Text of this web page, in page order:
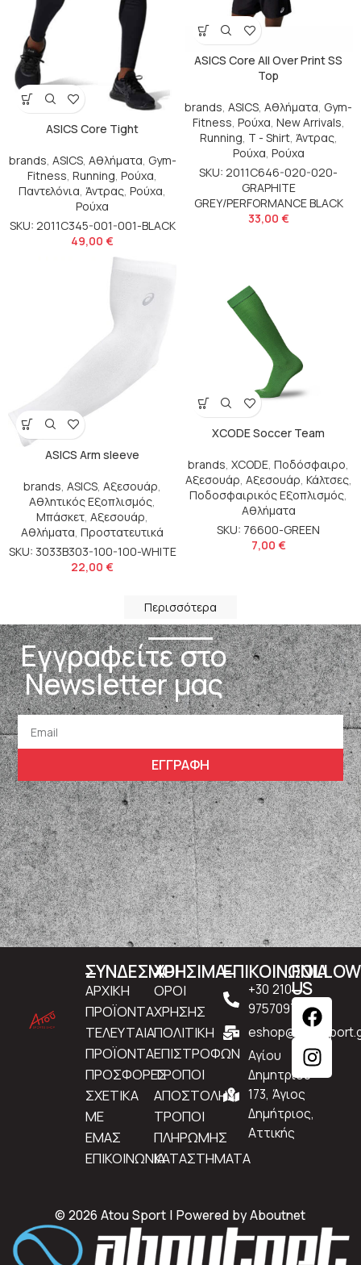
ASICS Core Tight
brands, ASICS, Αθλήματα, Gym-
Fitness, Running, Ρούχα,
Παντελόνια, Άντρας, Ρούχα,
Ρούχα
SKU: 2011C345-001-001-BLACK
49,00 €
ASICS Core All Over Print SS
Top
brands,ASICS,Αθλήματα, Gym-
Fitness, Ρούχα, New Arrivals,
Running, T - Shirt, Άντρας,
Ρούχα, Ρούχα
SKU: 2011C646-020-020-
GRAPHITE
GREY/PERFORMANCE BLACK
33,00 €
ASICS Arm sleeve
brands ASICS Αξεσουάρ
Αθλητικός Εξοπλισμός
Μπάσκετ Αξεσουάρ
Αθλήματα Προστατευτικά
SKU: 3033B303-100-100-WHITE
22,00 €
XCODE Soccer Team
brands,XCODE,Ποδόσφαιρο,
Αξεσουάρ, Αξεσουάρ, Κάλτσες,
Ποδοσφαιρικός Εξοπλισμός,
Αθλήματα
SKU: 76600-GREEN
7,00 €
Περισσότερα
Εγγραφείτε στο
Newsletter μας
ΕΓΓΡΑΦΗ
ΣΥΝΔΕΣΜΟΙ
ΑΡΧΙΚΗ
ΠΡΟΪΟΝΤΑ
ΤΕΛΕΥΤΑΙΑ
ΠΡΟΪΟΝΤΑ
ΠΡΟΣΦΟΡΕΣ
ΣΧΕΤΙΚΑ
ΜΕ
ΕΜΑΣ
ΕΠΙΚΟΙΝΩΝΙΑ
ΧΡΗΣΙΜΑ
ΟΡΟΙ
ΧΡΗΣΗΣ
ΠΟΛΙΤΙΚΗ
ΕΠΙΣΤΡΟΦΩΝ
ΤΡΟΠΟΙ
ΑΠΟΣΤΟΛΗΣ
ΤΡΟΠΟΙ
ΠΛΗΡΩΜΗΣ
ΚΑΤΑΣΤΗΜΑΤΑ
ΕΠΙΚΟΙΝΩΝΙΑ
+30 210
9757097
Αγίου
Δημητρίου
173, Άγιος
Δημήτριος,
Αττικής
FOLLOW
US
© 2026 Atou Sport | Powered byAboutnet